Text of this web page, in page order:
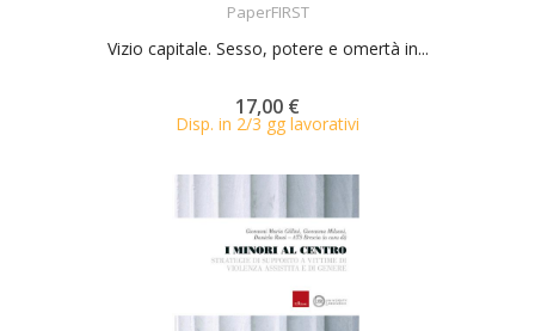
PaperFIRST
Vizio capitale. Sesso, potere e omertà in...
17,00 €
Disp. in 2/3 gg lavorativi